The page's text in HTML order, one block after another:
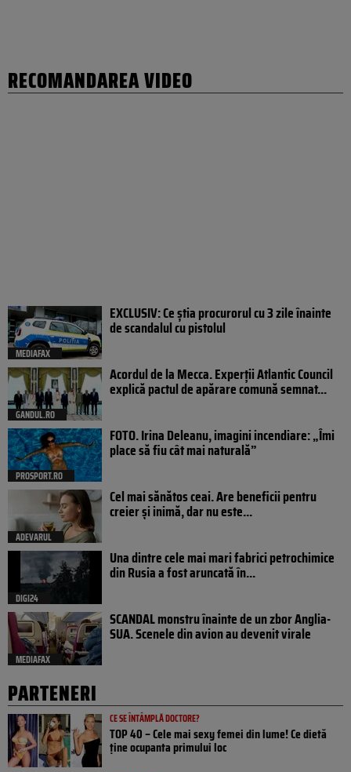
RECOMANDAREA VIDEO
MEDIAFAX
EXCLUSIV: Ce știa procurorul cu 3 zile înainte
de scandalul cu pistolul
GANDUL.RO
Acordul de la Mecca. Experții Atlantic Council
explică pactul de apărare comună semnat...
PROSPORT.RO
FOTO. Irina Deleanu, imagini incendiare: „Îmi
place să fiu cât mai naturală”
ADEVARUL
Cel mai sănătos ceai. Are beneficii pentru
creier și inimă, dar nu este...
DIGI24
Una dintre cele mai mari fabrici petrochimice
din Rusia a fost aruncată în...
MEDIAFAX
SCANDAL monstru înainte de un zbor Anglia-
SUA. Scenele din avion au devenit virale
PARTENERI
CE SE ÎNTÂMPLĂ DOCTORE?
TOP 40 – Cele mai sexy femei din lume! Ce dietă
ține ocupanta primului loc